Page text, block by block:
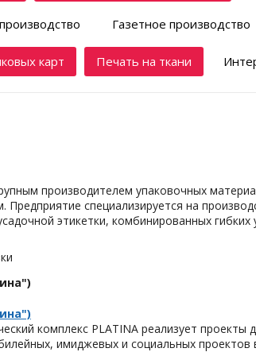
Газетное производство
карт Печать на ткани
производителем упаковочных
Предприятие специализируется на
этикетки, комбинированных
комплекс PLATINA реализует
имиджевых и социальных проектов